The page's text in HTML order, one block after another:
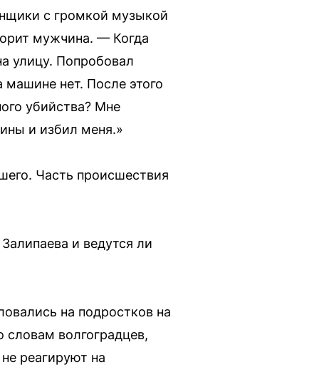
с громкой музыкой
мужчина. — Когда
улицу. Попробовал
нет. После этого
убийства? Мне
и избил меня.»
Часть происшествия
и ведутся ли
на подростков на
волгоградцев,
реагируют на